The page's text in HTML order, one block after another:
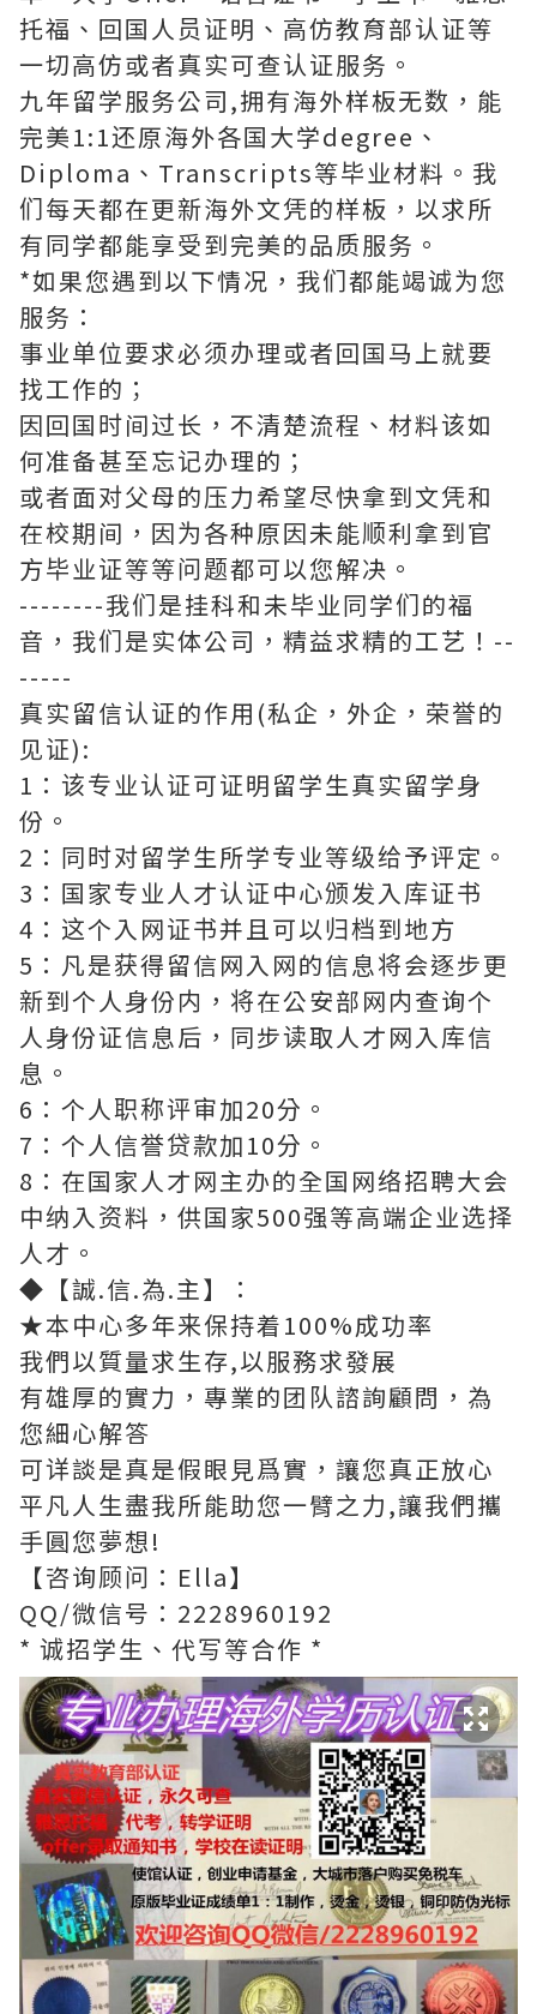
托福、回国人员证明、高仿教育部认证等
一切高仿或者真实可查认证服务。
九年留学服务公司,拥有海外样板无数，能
完美1:1还原海外各国大学degree、
Diploma、Transcripts等毕业材料。我
们每天都在更新海外文凭的样板，以求所
有同学都能享受到完美的品质服务。
*如果您遇到以下情况，我们都能竭诚为您
服务：
事业单位要求必须办理或者回国马上就要
找工作的；
因回国时间过长，不清楚流程、材料该如
何准备甚至忘记办理的；
或者面对父母的压力希望尽快拿到文凭和
在校期间，因为各种原因未能顺利拿到官
方毕业证等等问题都可以您解决。
--------我们是挂科和未毕业同学们的福
音，我们是实体公司，精益求精的工艺！--
-----
真实留信认证的作用(私企，外企，荣誉的
见证):
1：该专业认证可证明留学生真实留学身
份。
2：同时对留学生所学专业等级给予评定。
3：国家专业人才认证中心颁发入库证书
4：这个入网证书并且可以归档到地方
5：凡是获得留信网入网的信息将会逐步更
新到个人身份内，将在公安部网内查询个
人身份证信息后，同步读取人才网入库信
息。
6：个人职称评审加20分。
7：个人信誉贷款加10分。
8：在国家人才网主办的全国网络招聘大会
中纳入资料，供国家500强等高端企业选择
人才。
◆【誠.信.為.主】：
★本中心多年来保持着100%成功率
我們以質量求生存,以服務求發展
有雄厚的實力，專業的团队諮詢顧問，為
您細心解答
可详談是真是假眼見爲實，讓您真正放心
平凡人生盡我所能助您一臂之力,讓我們攜
手圓您夢想!
【咨询顾问：Ella】
QQ/微信号：2228960192
* 诚招学生、代写等合作 *